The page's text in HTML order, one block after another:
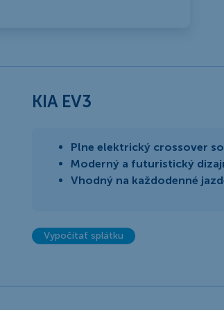
KIA EV3
Plne elektrický crossover
Moderný a futuristický
Vhodný na každodenné
Vypočítať splátku